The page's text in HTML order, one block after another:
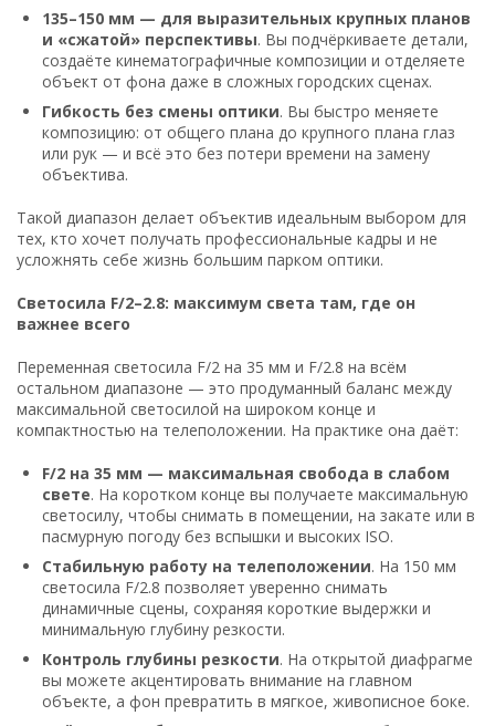
135–150 мм — для выразительных крупных планов
и «сжатой» перспективы. Вы подчёркиваете детали,
создаёте кинематографичные композиции и отделяете
объект от фона даже в сложных городских сценах.
Гибкость без смены оптики. Вы быстро меняете
композицию: от общего плана до крупного плана глаз
или рук — и всё это без потери времени на замену
объектива.
Такой диапазон делает объектив идеальным выбором для
тех, кто хочет получать профессиональные кадры и не
усложнять себе жизнь большим парком оптики.
Светосила F/2–2.8: максимум света там, где он
важнее всего
Переменная светосила F/2 на 35 мм и F/2.8 на всём
остальном диапазоне — это продуманный баланс между
максимальной светосилой на широком конце и
компактностью на телеположении. На практике она даёт:
F/2 на 35 мм — максимальная свобода в слабом
свете. На коротком конце вы получаете максимальную
светосилу, чтобы снимать в помещении, на закате или в
пасмурную погоду без вспышки и высоких ISO.
Стабильную работу на телеположении. На 150 мм
светосила F/2.8 позволяет уверенно снимать
динамичные сцены, сохраняя короткие выдержки и
минимальную глубину резкости.
Контроль глубины резкости. На открытой диафрагме
вы можете акцентировать внимание на главном
объекте, а фон превратить в мягкое, живописное боке.